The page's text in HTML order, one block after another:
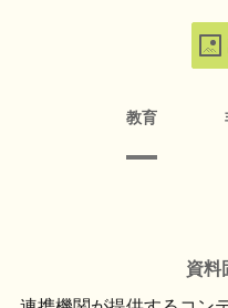
教育
資料